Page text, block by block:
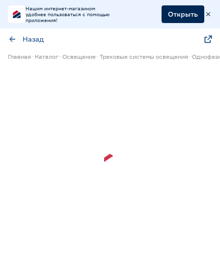
Нашим интернет-магазином
удобнее пользоваться с помощью
приложения!
Открыть
Назад
Главная Каталог Освещение Трековые системы освещения